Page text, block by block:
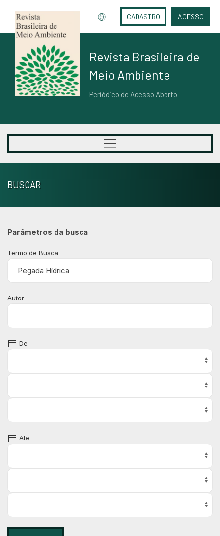
CADASTRO ACESSO
Revista Brasileira de
Meio Ambiente
Periódico de Acesso Aberto
BUSCAR
Parâmetros da busca
Termo de Busca
Autor
De
Até